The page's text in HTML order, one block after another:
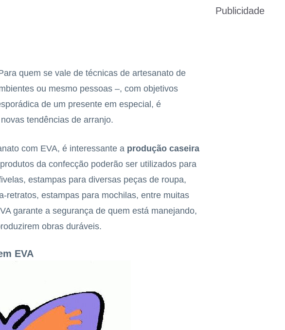
quem se vale de técnicas de artesanato de
ou mesmo pessoas –, com objetivos
de um presente em especial, é
tendências de arranjo.
com EVA, é interessante a produção caseira
da confecção poderão ser utilizados para
estampas para diversas peças de roupa,
retratos, estampas para mochilas, entre muitas
garante a segurança de quem está manejando,
obras duráveis.
EVA
Publicidade